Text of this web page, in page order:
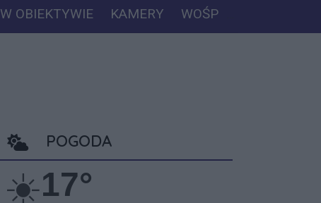
W OBIEKTYWIE KAMERY WOŚP
POGODA